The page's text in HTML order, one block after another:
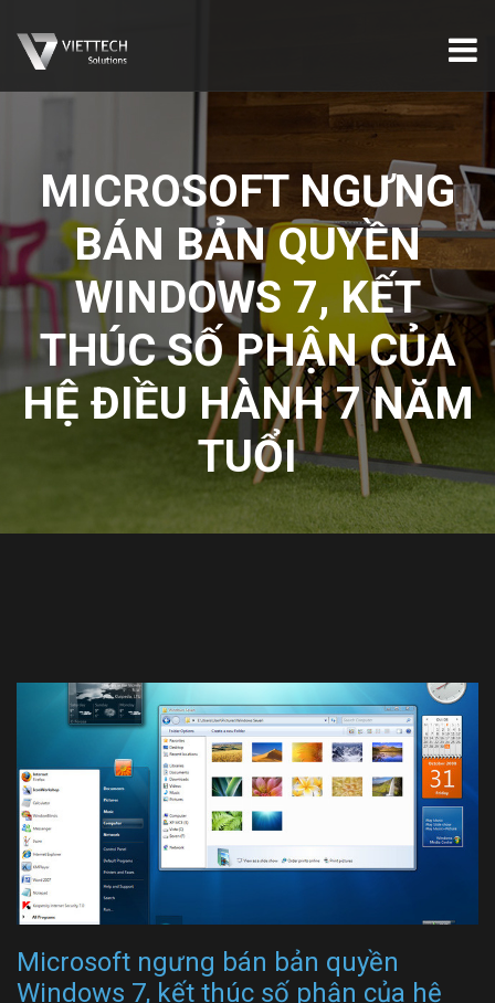
MICROSOFT NGƯNG
BÁN BẢN QUYỀN
WINDOWS 7, KẾT
THÚC SỐ PHẬN CỦA
HỆ ĐIỀU HÀNH 7 NĂM
TUỔI
Microsoft ngưng bán bản quyền
Windows 7, kết thúc số phận của hệ